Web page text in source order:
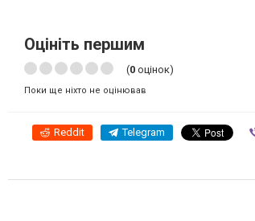
Оцініть першим
(0 оцінок)
Поки ще ніхто не оцінював
Reddit Telegram